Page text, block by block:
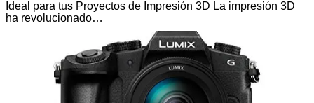
Ideal para tus Proyectos de Impresión 3D La impresión 3D
ha revolucionado…